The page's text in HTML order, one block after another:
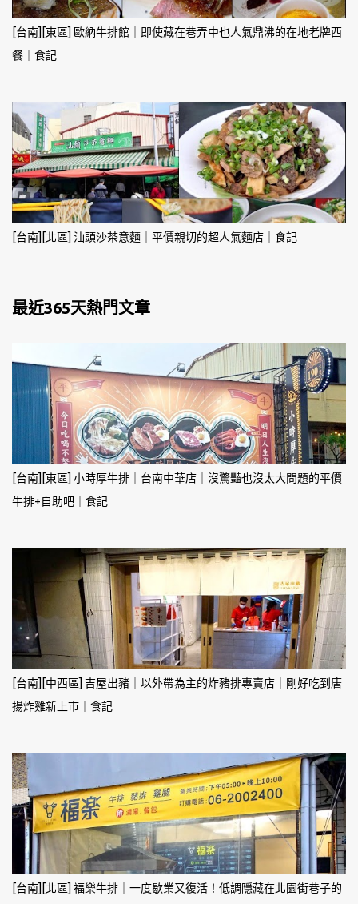
[台南][東區] 歐納牛排館｜即使藏在巷弄中也人氣鼎沸的在地老牌西
餐｜食記
[台南][北區] 汕頭沙茶意麵｜平價親切的超人氣麵店｜食記
最近365天熱門文章
[台南][東區] 小時厚牛排｜台南中華店｜沒驚豔也沒太大問題的平價
牛排+自助吧｜食記
[台南][中西區] 吉屋出豬｜以外帶為主的炸豬排專賣店｜剛好吃到唐
揚炸雞新上市｜食記
[台南][北區] 福樂牛排｜一度歇業又復活！低調隱藏在北園街巷子的